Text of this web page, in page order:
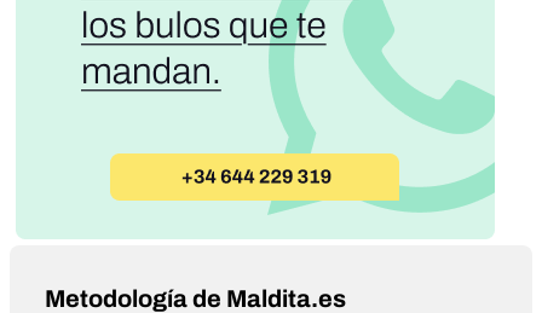
Metodología de Maldita.es